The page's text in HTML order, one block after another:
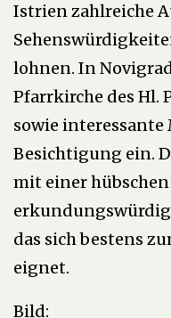
Istrien zahlreiche
lohnen. In
Pfarrkirche des Hl.
sowie interessante
Besichtigung ein.
mit einer
das sich bestens
eignet.
Bild: